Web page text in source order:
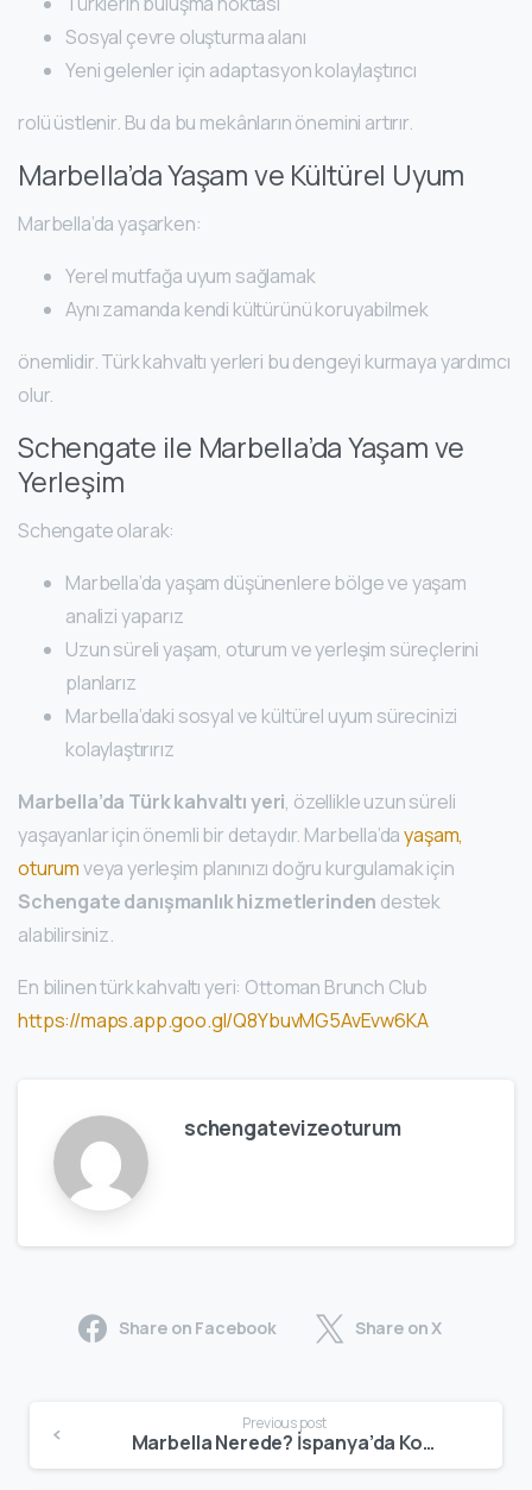
Sosyal çevre oluşturma alanı
Yeni gelenler için adaptasyon kolaylaştırıcı
rolü üstlenir. Bu da bu mekânların önemini artırır.
Marbella’da Yaşam ve Kültürel Uyum
Marbella’da yaşarken:
Yerel mutfağa uyum sağlamak
Aynı zamanda kendi kültürünü koruyabilmek
önemlidir. Türk kahvaltı yerleri bu dengeyi kurmaya yardımcı
olur.
Schengate ile Marbella’da Yaşam ve
Yerleşim
Schengate olarak:
Marbella’da yaşam düşünenlere bölge ve yaşam
analizi yaparız
Uzun süreli yaşam, oturum ve yerleşim süreçlerini
planlarız
Marbella’daki sosyal ve kültürel uyum sürecinizi
kolaylaştırırız
Marbella’da Türk kahvaltı yeri, özellikle uzun süreli
yaşayanlar için önemli bir detaydır. Marbella’dayaşam,
oturumveya yerleşim planınızı doğru kurgulamak için
Schengate danışmanlık hizmetlerinden destek
alabilirsiniz.
En bilinen türk kahvaltı yeri: Ottoman Brunch Club
https://maps.app.goo.gl/Q8YbuvMG5AvEvw6KA
schengatevizeoturum
Share on Facebook Share on X
Previous post
Marbella Nerede? İspanya’da Konumu, Bölgesi ve Ulaşım Bilgileri